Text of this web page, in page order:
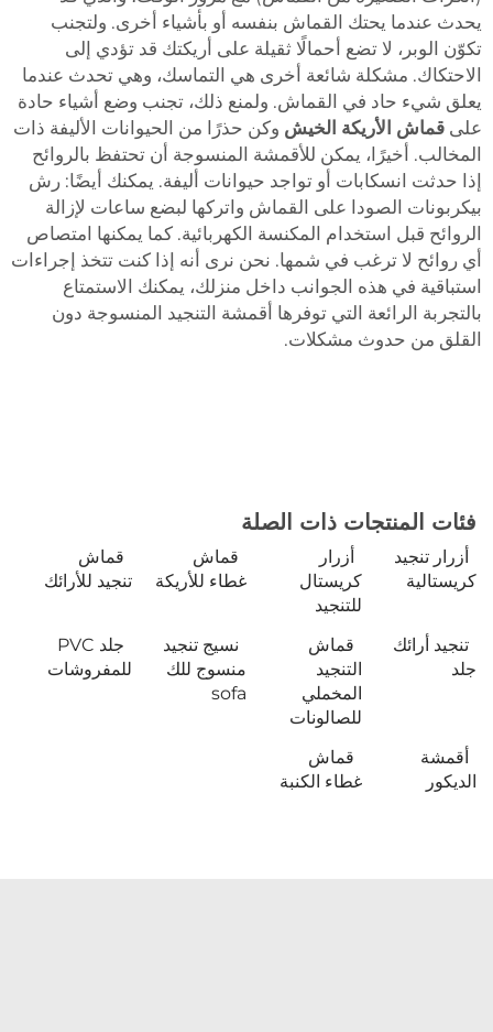
يحدث عندما يحتك القماش بنفسه أو بأشياء أخرى. ولتجنب
تكوّن الوبر، لا تضع أحمالًا ثقيلة على أريكتك قد تؤدي إلى
الاحتكاك. مشكلة شائعة أخرى هي التماسك، وهي تحدث عندما
يعلق شيء حاد في القماش. ولمنع ذلك، تجنب وضع أشياء حادة
على قماش الأريكة الخيش وكن حذرًا من الحيوانات الأليفة ذات
المخالب. أخيرًا، يمكن للأقمشة المنسوجة أن تحتفظ بالروائح
إذا حدثت انسكابات أو تواجد حيوانات أليفة. يمكنك أيضًا: رش
بيكربونات الصودا على القماش واتركها لبضع ساعات لإزالة
الروائح قبل استخدام المكنسة الكهربائية. كما يمكنها امتصاص
أي روائح لا ترغب في شمها. نحن نرى أنه إذا كنت تتخذ إجراءات
استباقية في هذه الجوانب داخل منزلك، يمكنك الاستمتاع
بالتجربة الرائعة التي توفرها أقمشة التنجيد المنسوجة دون
القلق من حدوث مشكلات.
فئات المنتجات ذات الصلة
أزرار تنجيد
كريستالية
أزرار
كريستال
للتنجيد
قماش
غطاء للأريكة
قماش
تنجيد للأرائك
تنجيد أرائك
جلد
قماش
التنجيد
المخملي
للصالونات
نسيج تنجيد
منسوج للك
sofa
جلد PVC
للمفروشات
أقمشة
الديكور
قماش
غطاء الكنبة